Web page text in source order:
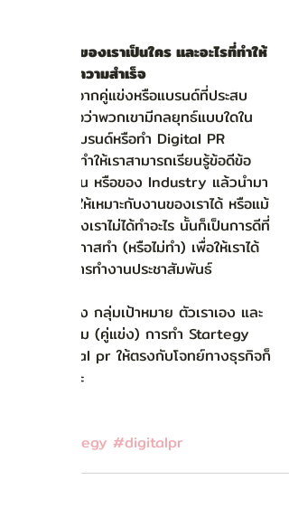
คู่แข่งหลักของเราเป็นใคร และอะไรที่ทำให้
เค้าประสบความสำเร็จ
การเรียนรู้จากคู่แข่งหรือแบรนด์ที่ประสบ
ความสำเร็จว่าพวกเขามีกลยุทธ์แบบใดใน
การสร้างแบรนด์หรือทำ Digital PR
อย่างไร จะทำให้เราสามารถเรียนรู้ข้อดีข้อ
เสียของงาน หรือของ Industry แล้วนำมา
ปรับใช้เพื่อให้เหมาะกับงานของเราได้ หรือแม้
กระทั่งคู่แข่งเราไม่ได้ทำอะไร นั้นก็เป็นการดีที่
เราจะถือโอกาสทำ (หรือไม่ทำ) เพื่อให้เราได้
เปรียบในการทำงานประชาสัมพันธ์
เมื่อเข้าใจทั้ง กลุ่มเป้าหมาย ตัวเราเอง และ
อุตสาหกรรม (คู่แข่ง) การทำ Startegy
ของ digital pr ให้ตรงกับโจทย์ทางธุรกิจก็
จะง่ายขึ้นค่ะ
#PRStrategy #digitalpr